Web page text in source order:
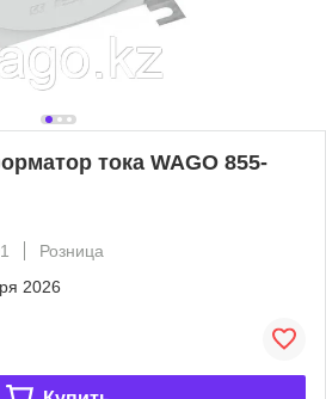
тока WAGO 855-
Розница
2026